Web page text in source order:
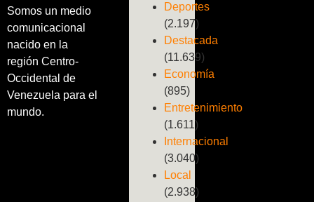
Somos un medio
comunicacional
nacido en la
región Centro-
Occidental de
Venezuela para el
mundo.
Deportes
(2.197)
Destacada
(11.639)
Economía
(895)
Entretenimiento
(1.611)
Internacional
(3.040)
Local
(2.938)